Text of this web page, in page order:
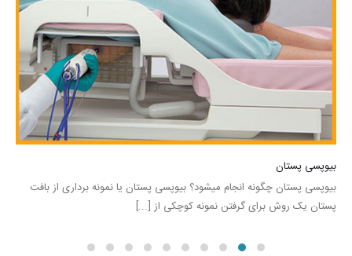
بیوپسی پستان
بیوپسی پستان چگونه انجام میشود؟ بیوپسی پستان یا نمونه برداری از بافت
پستان یک روش برای گرفتن نمونه کوچکی از [...]